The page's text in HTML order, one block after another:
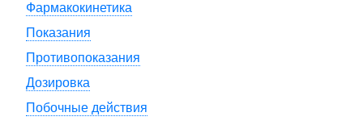
Фармакокинетика
Показания
Противопоказания
Дозировка
Побочные действия